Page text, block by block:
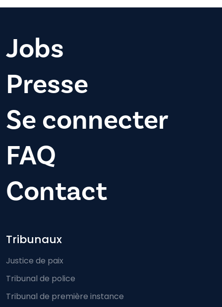
Jobs
Presse
Se connecter
FAQ
Contact
Footer-menu
Tribunaux
Justice de paix
Tribunal de police
Tribunal de première instance